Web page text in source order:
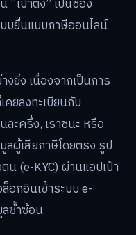
“เป๋าตัง” เป็นช่อง
บยื่นแบบภาษีออนไลน์
ยิ่ง เนื่องจากเป็นการ
ยลงทะเบียนกับ
ะครึ่ง, เราชนะ หรือ
ลผู้เสียภาษีโดยตรง รูป
(e-KYC) ผ่านแอปเป๋า
อกอินเข้าระบบ e-
ซ้ำซ้อน